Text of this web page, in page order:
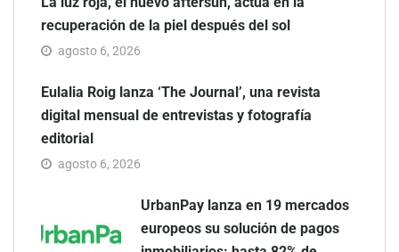
recuperación de la piel después del sol
agosto 6, 2026
Eulalia Roig lanza ‘The Journal’, una revista
digital mensual de entrevistas y fotografía
editorial
agosto 6, 2026
UrbanPay lanza en 19 mercados
europeos su solución de pagos